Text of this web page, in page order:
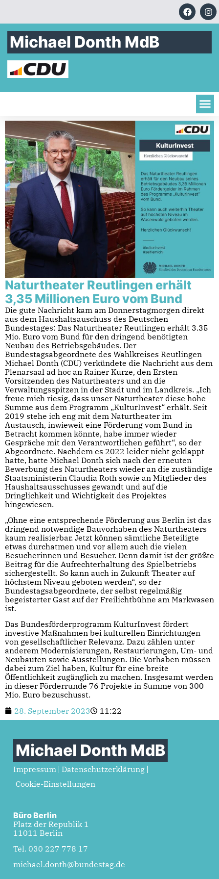
Michael Donth MdB
Naturtheater Reutlingen erhält
3,35 Millionen Euro vom Bund
Die gute Nachricht kam am Donnerstagmorgen direkt
aus dem Haushaltsauschuss des Deutschen
Bundestages: Das Naturtheater Reutlingen erhält 3.35
Mio. Euro vom Bund für den dringend benötigten
Neubau des Betriebsgebäudes. Der
Bundestagsabgeordnete des Wahlkreises Reutlingen
Michael Donth (CDU) verkündete die Nachricht aus dem
Plenarsaal ad hoc an Rainer Kurze, den Ersten
Vorsitzenden des Naturtheaters und an die
Verwaltungsspitzen in der Stadt und im Landkreis. „Ich
freue mich riesig, dass unser Naturtheater diese hohe
Summe aus dem Programm „KulturInvest“ erhält. Seit
2019 stehe ich eng mit dem Naturtheater im
Austausch, inwieweit eine Förderung vom Bund in
Betracht kommen könnte, habe immer wieder
Gespräche mit den Verantwortlichen geführt“, so der
Abgeordnete. Nachdem es 2022 leider nicht geklappt
hatte, hatte Michael Donth sich nach der erneuten
Bewerbung des Naturtheaters wieder an die zuständige
Staatsministerin Claudia Roth sowie an Mitglieder des
Haushaltsausschusses gewandt und auf die
Dringlichkeit und Wichtigkeit des Projektes
hingewiesen.
„Ohne eine entsprechende Förderung aus Berlin ist das
dringend notwendige Bauvorhaben des Naturtheaters
kaum realisierbar. Jetzt können sämtliche Beteiligte
etwas durchatmen und vor allem auch die vielen
Besucherinnen und Besucher. Denn damit ist der größte
Beitrag für die Aufrechterhaltung des Spielbetriebs
sichergestellt. So kann auch in Zukunft Theater auf
höchstem Niveau geboten werden“, so der
Bundestagsabgeordnete, der selbst regelmäßig
begeisterter Gast auf der Freilichtbühne am Markwasen
ist.
Das Bundesförderprogramm KulturInvest fördert
investive Maßnahmen bei kulturellen Einrichtungen
von gesellschaftlicher Relevanz. Dazu zählen unter
anderem Modernisierungen, Restaurierungen, Um- und
Neubauten sowie Ausstellungen. Die Vorhaben müssen
dabei zum Ziel haben, Kultur für eine breite
Öffentlichkeit zugänglich zu machen. Insgesamt werden
in dieser Förderrunde 76 Projekte in Summe von 300
Mio. Euro bezuschusst.
28. September 2023
11:22
Michael Donth MdB
Impressum
Datenschutzerklärung
Cookie-Einstellungen
Büro Berlin
Platz der Republik 1
11011 Berlin
Tel. 030 227 778 17
michael.donth@bundestag.de